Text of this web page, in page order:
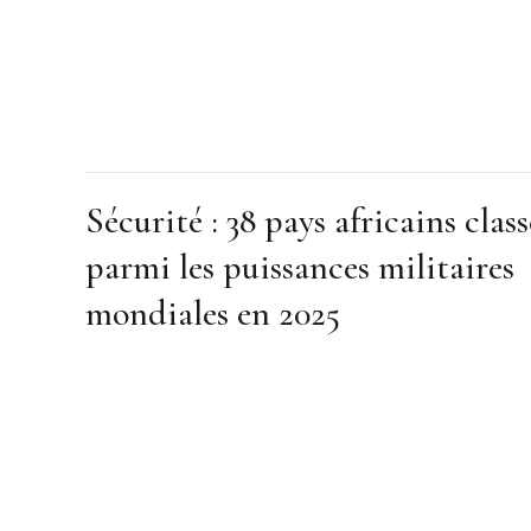
Sécurité : 38 pays africains
parmi les puissances militaires
mondiales en 2025